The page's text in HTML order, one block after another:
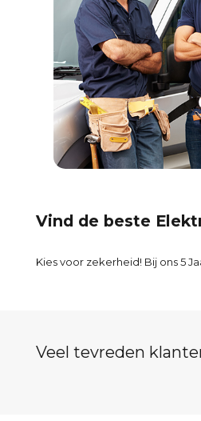
Vind de beste
Kies voor zekerheid! Bij ons 5
Veel tevreden